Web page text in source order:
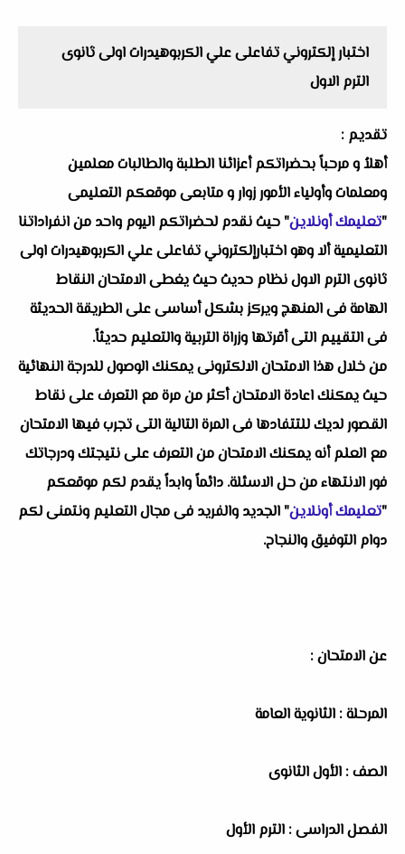
اختبار إلكتروني تفاعلى علي الكربوهيدرات اولى ثانوى
الترم الاول
تقديم :
أهلاُ و مرحباً بحضراتكم أعزائنا الطلبة والطالبات معلمين
ومعلمات وأولياء الأمور زوار و متابعى موقعكم التعليمى
"تعليمك أونلاين" حيث نقدم لحضراتكم اليوم واحد من انفراداتنا
التعليمية ألا وهو اختبارإلكتروني تفاعلى علي الكربوهيدرات اولى
ثانوى الترم الاول نظام حديث حيث يغطى الامتحان النقاط
الهامة فى المنهج ويركز بشكل أساسى على الطريقة الحديثة
فى التقييم التى أقرتها وزراة التربية والتعليم حديثاً.
من خلال هذا الامتحان الالكترونى يمكنك الوصول للدرجة النهائية
حيث يمكنك اعادة الامتحان أكثر من مرة مع التعرف على نقاط
القصور لديك للتتفادها فى المرة التالية التى تجرب فيها الامتحان
مع العلم أنه يمكنك الامتحان من التعرف على نتيجتك ودرجاتك
فور الانتهاء من حل الاسئلة. دائماً وابداً يقدم لكم موقعكم
"تعليمك أونلاين" الجديد والفريد فى مجال التعليم ونتمنى لكم
دوام التوفيق والنجاح.
عن الامتحان :
المرحلة : الثانوية العامة
الصف : الأول الثانوى
الفصل الدراسى : الترم الأول